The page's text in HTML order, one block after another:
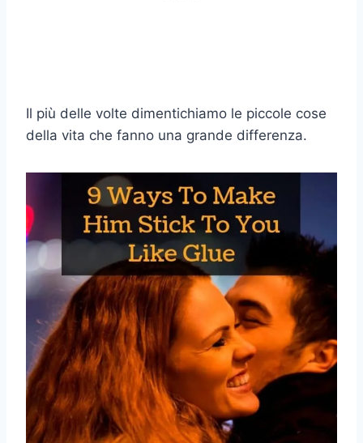
Il più delle volte dimentichiamo le piccole cose
della vita che fanno una grande differenza.